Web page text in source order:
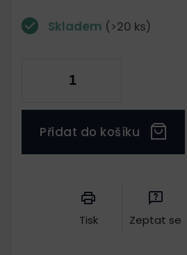
Skladem (>20 ks)
Přidat do košíku
Tisk Zeptat se